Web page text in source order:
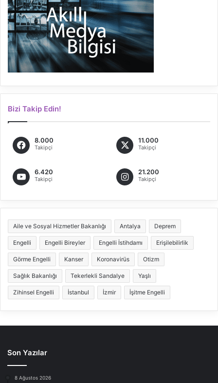
Bizi Takip Edin!
8.000
Takipçi
11.000
Takipçi
6.420
Takipçi
21.200
Takipçi
Aile ve Sosyal Hizmetler Bakanlığı Antalya Deprem
Engelli Engelli Bireyler Engelli İstihdamı Erişilebilirlik
Görme Engelli Kanser Koronavirüs Otizm
Sağlık Bakanlığı Tekerlekli Sandalye Yaşlı
Zihinsel Engelli İstanbul İzmir İşitme Engelli
Son Yazılar
8 Ağustos 2026